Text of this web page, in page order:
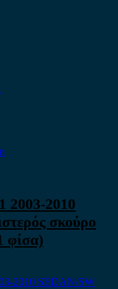
2003-2010
σκούρο
φίσα)
2010 SEDAN/SW